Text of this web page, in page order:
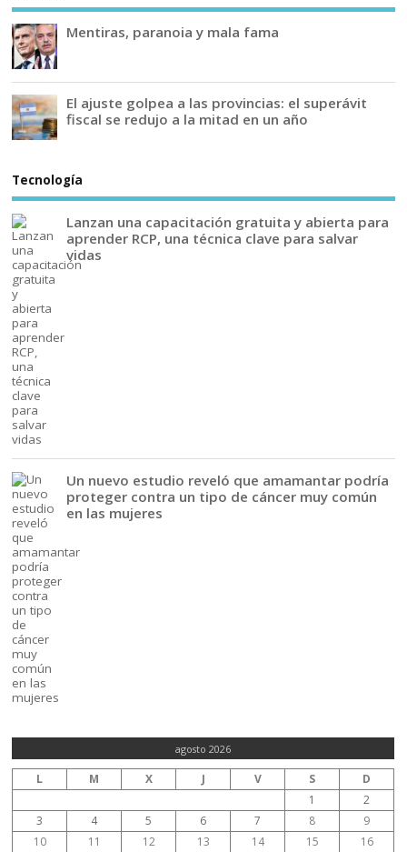
Mentiras, paranoia y mala fama
El ajuste golpea a las provincias: el superávit
fiscal se redujo a la mitad en un año
Tecnología
Lanzan una capacitación gratuita y abierta para
aprender RCP, una técnica clave para salvar
vidas
Un nuevo estudio reveló que amamantar podría
proteger contra un tipo de cáncer muy común
en las mujeres
agosto 2026
L M X J V S
D
1
2
3
4 5 6 7 8
9
10
11 12 13 14 15 16